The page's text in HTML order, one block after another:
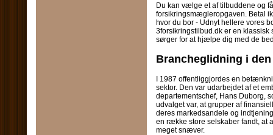
Du kan vælge et af tilbuddene og
forsikringsmægleropgaven. Betal
hvor du bor - Udnyt hellere vores
3forsikringstilbud.dk er en
sørger for at hjælpe dig med de
Brancheglidning i
I 1987 offentliggjordes en
sektor. Den var udarbejdet af et
departementschef, Hans Duborg,
udvalget var, at grupper af
deres markedsandele og
en række store selskaber fandt, at
meget snæver.